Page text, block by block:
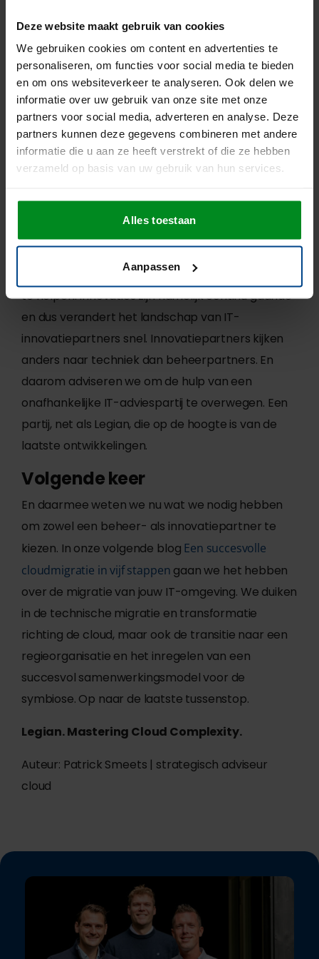
Deze website maakt gebruik van cookies
We gebruiken cookies om content en advertenties te
personaliseren, om functies voor social media te bieden
en om ons websiteverkeer te analyseren. Ook delen we
informatie over uw gebruik van onze site met onze
partners voor social media, adverteren en analyse. Deze
partners kunnen deze gegevens combineren met andere
informatie die u aan ze heeft verstrekt of die ze hebben
verzameld op basis van uw gebruik van hun services.
Alles toestaan
Aanpassen
team, de security voor hun respectievelijke
onderdeel op zich. Daarom is het onderdeel
security een belangrijk onderwerp van gesprek bij
het kiezen van je partners.
Hulp bij het kiezen van je
innovatiepartner
En daarover gesproken, daar lees je deze blog
zo eenvoudig als de beheerpartner. Er is geen
marktplaats zoals iSourcingHub om je uit de brand
te helpen. Innovaties zijn namelijk continu gaande
en dus verandert het landschap van IT-
innovatiepartners snel. Innovatiepartners kijken
anders naar techniek dan beheerpartners. En
daarom adviseren we om de hulp van een
onafhankelijke IT-adviespartij te overwegen. Een
partij, net als Legian, die op de hoogte is van de
laatste ontwikkelingen.
Volgende keer
En daarmee weten we nu wat we nodig hebben
om zowel een beheer- als innovatiepartner te
kiezen. In onze volgende blog Een succesvolle
cloudmigratie in vijf stappen gaan we het hebben
over de migratie van jouw IT-omgeving. We duiken
in de technische migratie en transformatie
richting de cloud, maar ook de transitie naar een
regieorganisatie en het inregelen van een
succesvol samenwerkingsmodel voor de
symbiose. Op naar de laatste tussenstop.
Legian. Mastering Cloud Complexity.
Auteur: Patrick Smeets | strategisch adviseur
cloud